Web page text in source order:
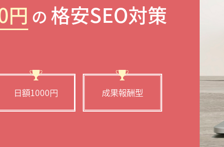
円 の 格安SEO対策
日額1000円 成果報酬型